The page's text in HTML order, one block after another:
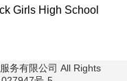
Girls High School
务有限公司 All Rights